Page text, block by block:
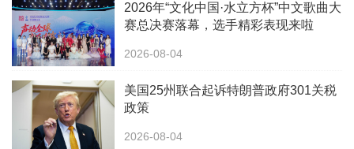
2026年“文化中国·水立方杯”中文歌曲大
赛总决赛落幕，选手精彩表现来啦
2026-08-04
美国25州联合起诉特朗普政府301关税
政策
2026-08-04